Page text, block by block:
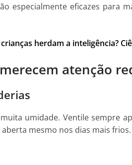
especialmente eficazes para
herdam a inteligência?
atenção
umidade. Ventile sempre
mesmo nos dias mais frios.